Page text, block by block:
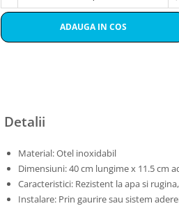
ADAUGA IN COS
Detalii
Material: Otel inoxidabil
Dimensiuni: 40 cm lungime x 11.5 cm
Caracteristici: Rezistent la apa si
Instalare: Prin gaurire sau sistem